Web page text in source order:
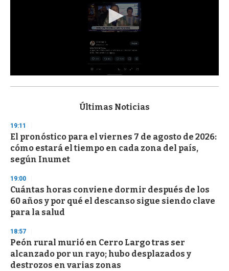
s
d
s
o
f
3
s
e
c
o
n
d
Últimas Noticias
19:11
El pronóstico para el viernes 7 de agosto de 2026:
cómo estará el tiempo en cada zona del país,
según Inumet
19:00
Cuántas horas conviene dormir después de los
60 años y por qué el descanso sigue siendo clave
para la salud
18:57
Peón rural murió en Cerro Largo tras ser
alcanzado por un rayo; hubo desplazados y
destrozos en varias zonas